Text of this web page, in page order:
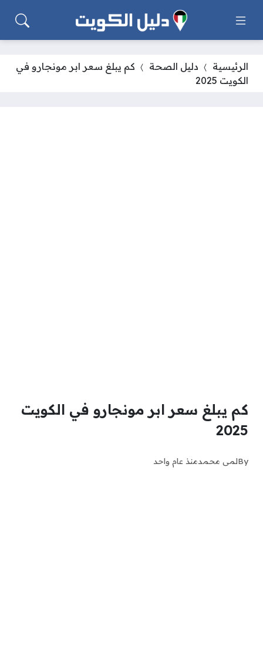
الرئيسية دليل الصحة
كم يبلغ سعر ابر مونجارو في
الكويت 2025
كم يبلغ سعر ابر مونجارو في الكويت
2025
Byلمى محمدمنذ عام واحد